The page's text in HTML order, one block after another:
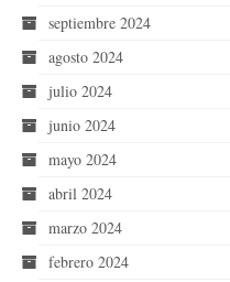
septiembre 2024
agosto 2024
julio 2024
junio 2024
mayo 2024
abril 2024
marzo 2024
febrero 2024